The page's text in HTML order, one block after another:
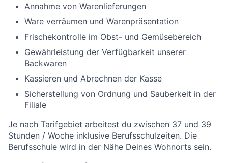
Annahme von Warenlieferungen
Ware verräumen und Warenpräsentation
Frischekontrolle im Obst- und Gemüsebereich
Gewährleistung der Verfügbarkeit unserer
Backwaren
Kassieren und Abrechnen der Kasse
Sicherstellung von Ordnung und Sauberkeit in der
Filiale
Je nach Tarifgebiet arbeitest du zwischen 37 und 39
Stunden / Woche inklusive Berufsschulzeiten. Die
Berufsschule wird in der Nähe Deines Wohnorts sein.